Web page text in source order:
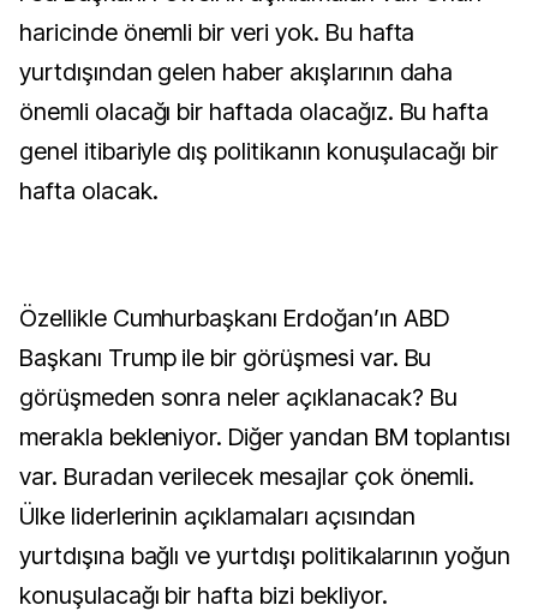
haricinde önemli bir veri yok. Bu hafta
yurtdışından gelen haber akışlarının daha
önemli olacağı bir haftada olacağız. Bu hafta
genel itibariyle dış politikanın konuşulacağı bir
hafta olacak.
Özellikle Cumhurbaşkanı Erdoğan’ın ABD
Başkanı Trump ile bir görüşmesi var. Bu
görüşmeden sonra neler açıklanacak? Bu
merakla bekleniyor. Diğer yandan BM toplantısı
var. Buradan verilecek mesajlar çok önemli.
Ülke liderlerinin açıklamaları açısından
yurtdışına bağlı ve yurtdışı politikalarının yoğun
konuşulacağı bir hafta bizi bekliyor.